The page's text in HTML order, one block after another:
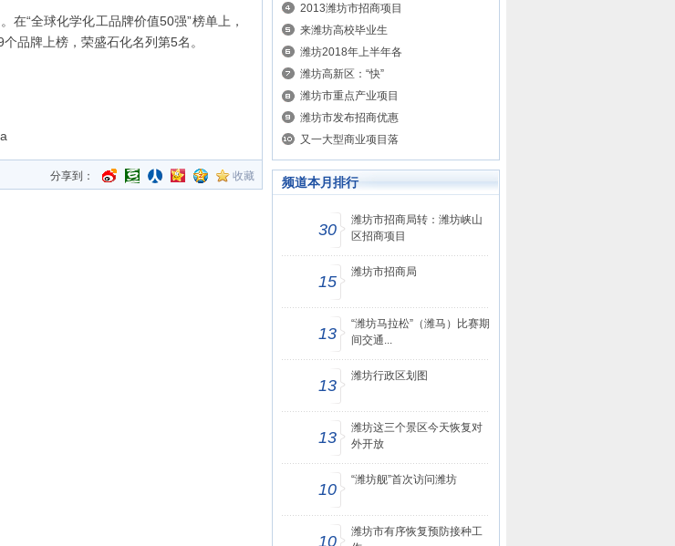
在“全球化学化工品牌价值50强”榜单上，
品牌上榜，荣盛石化名列第5名。
分享到： 收藏
2013潍坊市招商项目
来潍坊高校毕业生
潍坊2018年上半年各
潍坊高新区：“快”
潍坊市重点产业项目
潍坊市发布招商优惠
又一大型商业项目落
频道本月排行
30
潍坊市招商局转：潍坊峡山
区招商项目
15
潍坊市招商局
13
“潍坊马拉松”（潍马）比赛期
间交通...
13
潍坊行政区划图
13
潍坊这三个景区今天恢复对
外开放
10
“潍坊舰”首次访问潍坊
10
潍坊市有序恢复预防接种工